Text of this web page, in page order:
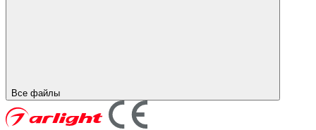
Все файлы